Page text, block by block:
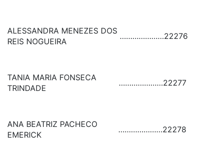
ALESSANDRA MENEZES DOS
REIS NOGUEIRA
…………………22276
TANIA MARIA FONSECA
TRINDADE
…………………22277
ANA BEATRIZ PACHECO
EMERICK
…………………22278